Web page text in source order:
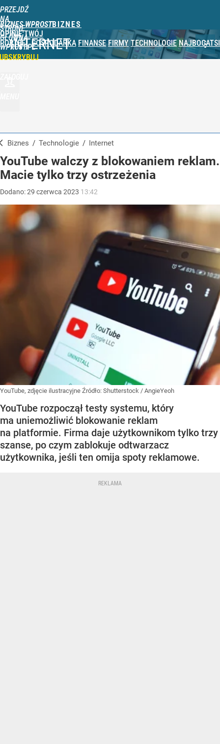
PRZEJDŹ
NA
STRONĘ
GŁÓWNĄ
WPROST.PL
BIZNES WPROST
OPINIE TWÓJ
PORTFEL GOSPODARKA FINANSE FIRMY TECHNOLOGIE NAJBOGATSI
INTERNET
Biznes / Technologie / Internet
YouTube walczy z blokowaniem reklam.
Macie tylko trzy ostrzeżenia
Dodano:29 czerwca 2023 13:42
YouTube, zdjęcie ilustracyjne Źródło: Shutterstock / AngieYeoh
YouTube rozpoczął testy systemu, który
ma uniemożliwić blokowanie reklam
na platformie. Firma daje użytkownikom tylko trzy
szanse, po czym zablokuje odtwarzacz
użytkownika, jeśli ten omija spoty reklamowe.